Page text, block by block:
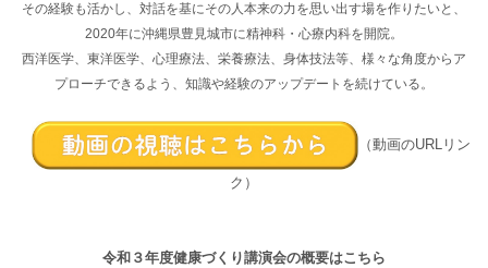
その経験も活かし、対話を基にその人本来の力を思い出す場を作りたいと、
2020年に沖縄県豊見城市に精神科・心療内科を開院。
西洋医学、東洋医学、心理療法、栄養療法、身体技法等、様々な角度からア
プローチできるよう、知識や経験のアップデートを続けている。
（動画のURLリン
ク）
令和３年度健康づくり講演会の概要はこちら